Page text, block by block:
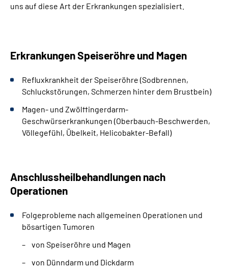
uns auf diese Art der Erkrankungen spezialisiert.
Erkrankungen Speiseröhre und Magen
Refluxkrankheit der Speiseröhre (Sodbrennen,
Schluckstörungen, Schmerzen hinter dem Brustbein)
Magen- und Zwölffingerdarm-
Geschwürserkrankungen (Oberbauch-Beschwerden,
Völlegefühl, Übelkeit, Helicobakter-Befall)
Anschlussheilbehandlungen nach
Operationen
Folgeprobleme nach allgemeinen Operationen und
bösartigen Tumoren
von Speiseröhre und Magen
von Dünndarm und Dickdarm